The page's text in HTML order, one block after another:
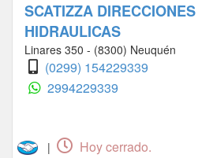
SCATIZZA DIRECCIONES
HIDRAULICAS
Linares 350 - (8300) Neuquén
(0299) 154229339
2994229339
| Hoy cerrado.